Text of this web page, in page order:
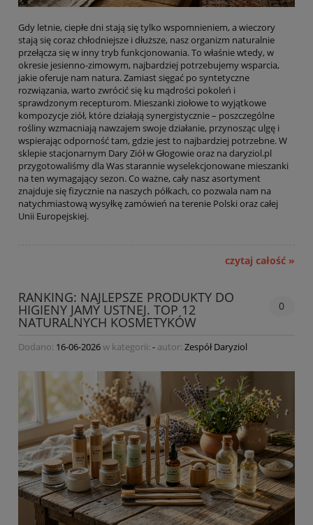
Gdy letnie, ciepłe dni stają się tylko wspomnieniem, a wieczory
stają się coraz chłodniejsze i dłuższe, nasz organizm naturalnie
przełącza się w inny tryb funkcjonowania. To właśnie wtedy, w
okresie jesienno-zimowym, najbardziej potrzebujemy wsparcia,
jakie oferuje nam natura. Zamiast sięgać po syntetyczne
rozwiązania, warto zwrócić się ku mądrości pokoleń i
sprawdzonym recepturom. Mieszanki ziołowe to wyjątkowe
kompozycje ziół, które działają synergistycznie – poszczególne
rośliny wzmacniają nawzajem swoje działanie, przynosząc ulgę i
wspierając odporność tam, gdzie jest to najbardziej potrzebne. W
sklepie stacjonarnym Dary Ziół w Głogowie oraz na daryziol.pl
przygotowaliśmy dla Was starannie wyselekcjonowane mieszanki
na ten wymagający sezon. Co ważne, cały nasz asortyment
znajduje się fizycznie na naszych półkach, co pozwala nam na
natychmiastową wysyłkę zamówień na terenie Polski oraz całej
Unii Europejskiej.
czytaj całość »
RANKING: NAJLEPSZE PRODUKTY DO
HIGIENY JAMY USTNEJ. TOP 12
NATURALNYCH KOSMETYKÓW
0
Dodano: 16-06-2026w kategorii: - autor: Zespół Daryziol